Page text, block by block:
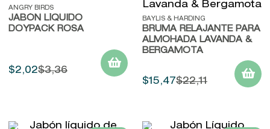
ANGRY BIRDS
JABÓN LÍQUIDO
DOYPACK ROSA
$2,02$3,36
BAYLIS & HARDING
BRUMA RELAJANTE PARA
ALMOHADA LAVANDA &
BERGAMOTA
$15,47$22,11
9.
baylis